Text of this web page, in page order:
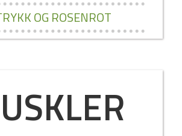
OG ROSENROT